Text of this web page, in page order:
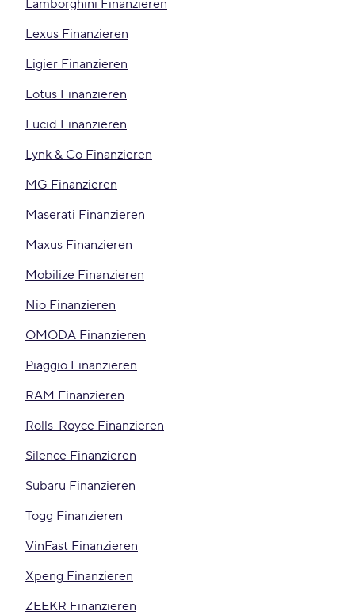
Lamborghini Finanzieren
Lexus Finanzieren
Ligier Finanzieren
Lotus Finanzieren
Lucid Finanzieren
Lynk & Co Finanzieren
MG Finanzieren
Maserati Finanzieren
Maxus Finanzieren
Mobilize Finanzieren
Nio Finanzieren
OMODA Finanzieren
Piaggio Finanzieren
RAM Finanzieren
Rolls-Royce Finanzieren
Silence Finanzieren
Subaru Finanzieren
Togg Finanzieren
VinFast Finanzieren
Xpeng Finanzieren
ZEEKR Finanzieren